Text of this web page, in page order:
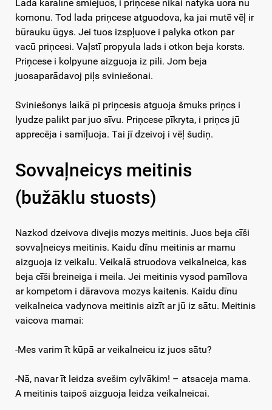
Lada karalīne smiejuos, i priņcese nikai natyka uorā nu
komonu. Tod lada priņcese atguodova, ka jai mutē vēļ ir
būrauku ūgys. Jei tuos izspļuove i palyka otkon par
vacū priņcesi. Vaļstī propyula lads i otkon beja korsts.
Priņcese i kolpyune aizguoja iz pili. Jom beja
juosaparādavoj piļs sviniešonai.
Sviniešonys laikā pi priņcesis atguoja šmuks priņcs i
lyudze palikt par juo sīvu. Priņcese pīkryta, i priņcs jū
apprecēja i samīļuoja. Tai jī dzeivoj i vēļ šudiņ.
Sovvaļneicys meitinis
(bužāklu stuosts)
Nazkod dzeivova divejis mozys meitinis. Juos beja cīši
sovvaļneicys meitinis. Kaidu dīnu meitinis ar mamu
aizguoja iz veikalu. Veikalā struodova veikalneica, kas
beja cīši breineiga i meila. Jei meitinis vysod pamīlova
ar kompetom i dāravova mozys kaitenis. Kaidu dīnu
veikalneica vadynova meitinis aizīt ar jū iz sātu. Meitinis
vaicova mamai:
-Mes varim īt kūpā ar veikalneicu iz juos sātu?
-Nā, navar īt leidza svešim cylvākim! – atsaceja mama.
A meitinis taipoš aizguoja leidza veikalneicai.